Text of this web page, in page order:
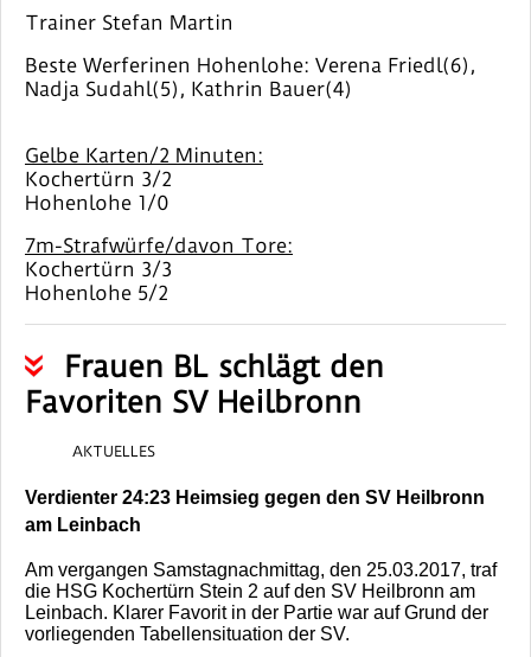
Trainer Stefan Martin
Beste Werferinen Hohenlohe: Verena Friedl(6),
Nadja Sudahl(5), Kathrin Bauer(4)
Gelbe Karten/2 Minuten:
Kochertürn 3/2
Hohenlohe 1/0
7m-Strafwürfe/davon Tore:
Kochertürn 3/3
Hohenlohe 5/2
Frauen BL schlägt den
Favoriten SV Heilbronn
AKTUELLES
Verdienter 24:23 Heimsieg gegen den SV Heilbronn
am Leinbach
Am vergangen Samstagnachmittag, den 25.03.2017, traf
die HSG Kochertürn Stein 2 auf den SV Heilbronn am
Leinbach. Klarer Favorit in der Partie war auf Grund der
vorliegenden Tabellensituation der SV.